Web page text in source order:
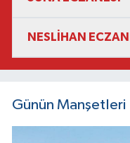
NESLİHAN
Günün Manşetleri